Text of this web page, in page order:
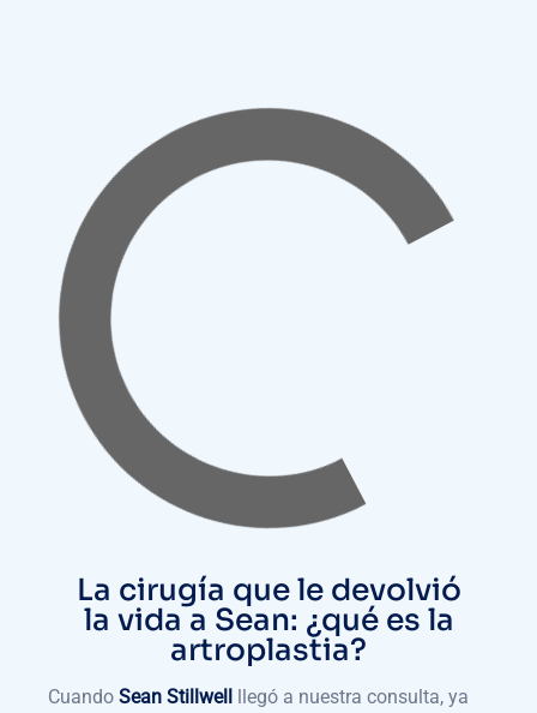
La cirugía que le devolvió
la vida a Sean: ¿qué es la
artroplastia?
Cuando Sean Stillwell llegó a nuestra consulta, ya